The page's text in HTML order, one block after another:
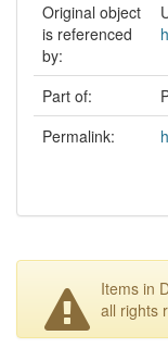
Original object
is referenced
by:
Part of:
Permalink:
Items in
all rights